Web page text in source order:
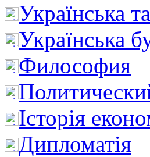
Українська
Українська
Философия
Історія
Дипломатія